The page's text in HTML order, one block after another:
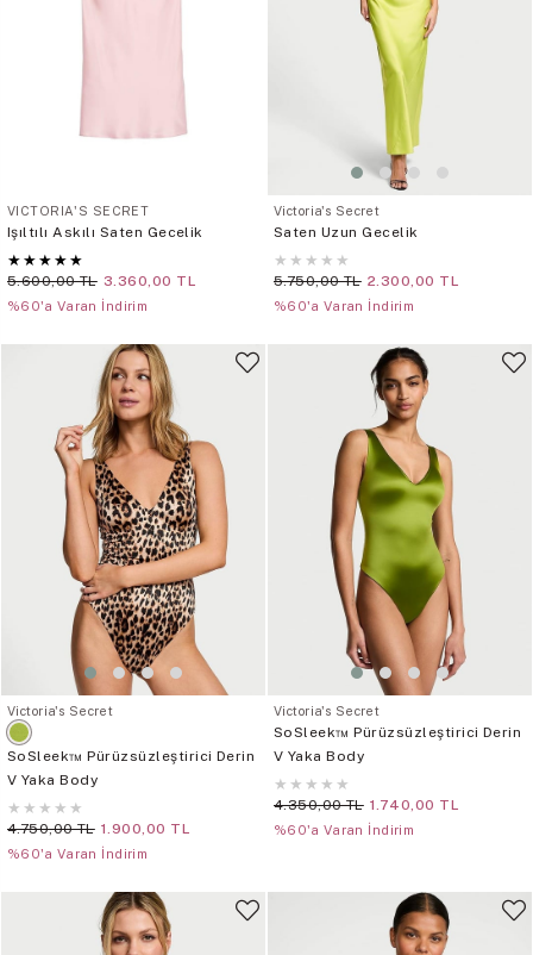
VICTORIA'S SECRET
Işıltılı Askılı Saten Gecelik
★ ★ ★ ★ ★
5.600,00 TL 3.360,00 TL
%60'a Varan İndirim
Victoria's Secret
Saten Uzun Gecelik
★ ★ ★ ★ ★
5.750,00 TL 2.300,00 TL
%60'a Varan İndirim
Victoria's Secret
SoSleek™ Pürüzsüzleştirici Derin
V Yaka Body
★ ★ ★ ★ ★
4.750,00 TL 1.900,00 TL
%60'a Varan İndirim
Victoria's Secret
SoSleek™ Pürüzsüzleştirici Derin
V Yaka Body
★ ★ ★ ★ ★
4.350,00 TL 1.740,00 TL
%60'a Varan İndirim